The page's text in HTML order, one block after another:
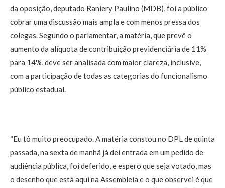
da oposição, deputado Raniery Paulino (MDB), foi a público
cobrar uma discussão mais ampla e com menos pressa dos
colegas. Segundo o parlamentar, a matéria, que prevê o
aumento da alíquota de contribuição previdenciária de 11%
para 14%, deve ser analisada com maior clareza, inclusive,
com a participação de todas as categorias do funcionalismo
público estadual.
“Eu tô muito preocupado. A matéria constou no DPL de quinta
passada, na sexta de manhã já dei entrada em um pedido de
audiência pública, foi deferido, e espero que seja votado, mas
o desenho que está aqui na Assembleia e o que observei é que